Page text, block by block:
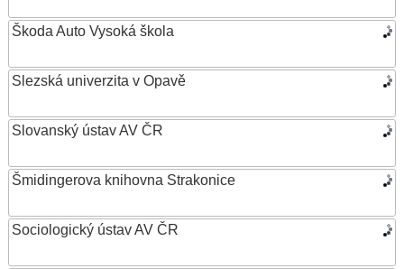
Škoda Auto Vysoká škola
Slezská univerzita v Opavě
Slovanský ústav AV ČR
Šmidingerova knihovna Strakonice
Sociologický ústav AV ČR